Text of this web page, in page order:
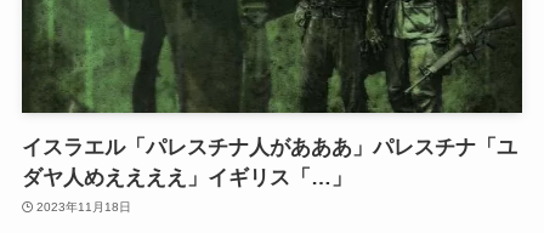
イスラエル「パレスチナ人があああ」パレスチナ「ユ
ダヤ人めええええ」イギリス「…」
2023年11月18日